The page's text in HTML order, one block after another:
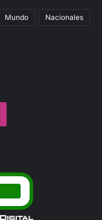
Mundo Nacionales